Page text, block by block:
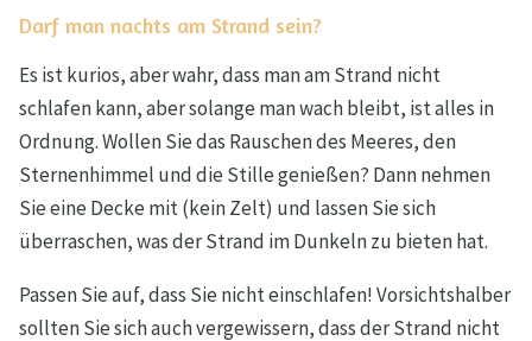
Darf man nachts am Strand sein?
Es ist kurios, aber wahr, dass man am Strand nicht
schlafen kann, aber solange man wach bleibt, ist alles in
Ordnung. Wollen Sie das Rauschen des Meeres, den
Sternenhimmel und die Stille genießen? Dann nehmen
Sie eine Decke mit (kein Zelt) und lassen Sie sich
überraschen, was der Strand im Dunkeln zu bieten hat.
Passen Sie auf, dass Sie nicht einschlafen! Vorsichtshalber
sollten Sie sich auch vergewissern, dass der Strand nicht